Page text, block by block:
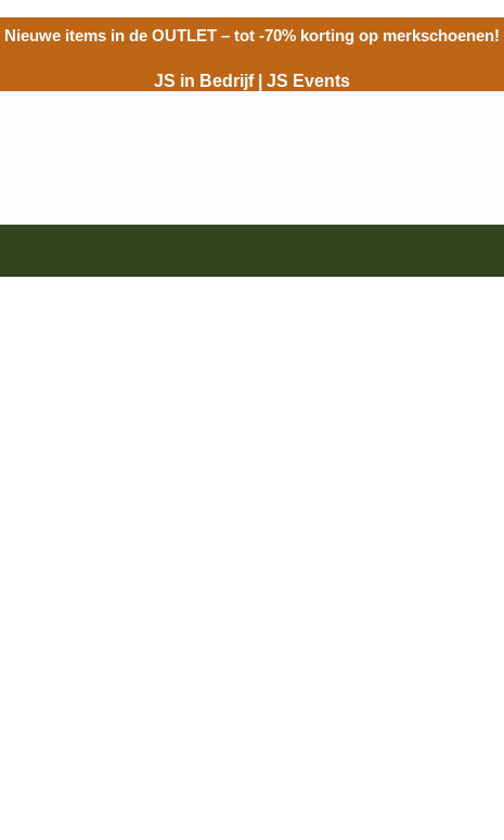
Nieuwe items in de OUTLET– tot -70% korting op merkschoenen!
JS in Bedrijf JS Events